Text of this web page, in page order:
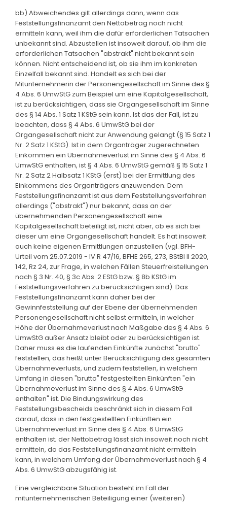
bb) Abweichendes gilt allerdings dann, wenn das
Feststellungsfinanzamt den Nettobetrag noch nicht
ermitteln kann, weil ihm die dafür erforderlichen Tatsachen
unbekannt sind. Abzustellen ist insoweit darauf, ob ihm die
erforderlichen Tatsachen "abstrakt" nicht bekannt sein
können. Nicht entscheidend ist, ob sie ihm im konkreten
Einzelfall bekannt sind. Handelt es sich bei der
Mitunternehmerin der Personengesellschaft im Sinne des §
4 Abs. 6 UmwStG zum Beispiel um eine Kapitalgesellschaft,
ist zu berücksichtigen, dass sie Organgesellschaft im Sinne
des § 14 Abs. 1 Satz 1 KStG sein kann. Ist das der Fall, ist zu
beachten, dass § 4 Abs. 6 UmwStG bei der
Organgesellschaft nicht zur Anwendung gelangt (§ 15 Satz 1
Nr. 2 Satz 1 KStG). Ist in dem Organträger zugerechneten
Einkommen ein Übernahmeverlust im Sinne des § 4 Abs. 6
UmwStG enthalten, ist § 4 Abs. 6 UmwStG gemäß § 15 Satz 1
Nr. 2 Satz 2 Halbsatz 1 KStG (erst) bei der Ermittlung des
Einkommens des Organträgers anzuwenden. Dem
Feststellungsfinanzamt ist aus dem Feststellungsverfahren
allerdings ("abstrakt") nur bekannt, dass an der
übernehmenden Personengesellschaft eine
Kapitalgesellschaft beteiligt ist, nicht aber, ob es sich bei
dieser um eine Organgesellschaft handelt. Es hat insoweit
auch keine eigenen Ermittlungen anzustellen (vgl. BFH-
Urteil vom 25.07.2019 - IV R 47/16, BFHE 265, 273, BStBl II 2020,
142, Rz 24, zur Frage, in welchen Fällen Steuerfreistellungen
nach § 3 Nr. 40, § 3c Abs. 2 EStG bzw. § 8b KStG im
Feststellungsverfahren zu berücksichtigen sind). Das
Feststellungsfinanzamt kann daher bei der
Gewinnfeststellung auf der Ebene der übernehmenden
Personengesellschaft nicht selbst ermitteln, in welcher
Höhe der Übernahmeverlust nach Maßgabe des § 4 Abs. 6
UmwStG außer Ansatz bleibt oder zu berücksichtigen ist.
Daher muss es die laufenden Einkünfte zunächst "brutto"
feststellen, das heißt unter Berücksichtigung des gesamten
Übernahmeverlusts, und zudem feststellen, in welchem
Umfang in diesen "brutto" festgestellten Einkünften "ein
Übernahmeverlust im Sinne des § 4 Abs. 6 UmwStG
enthalten" ist. Die Bindungswirkung des
Feststellungsbescheids beschränkt sich in diesem Fall
darauf, dass in den festgestellten Einkünften ein
Übernahmeverlust im Sinne des § 4 Abs. 6 UmwStG
enthalten ist; der Nettobetrag lässt sich insoweit noch nicht
ermitteln, da das Feststellungsfinanzamt nicht ermitteln
kann, in welchem Umfang der Übernahmeverlust nach § 4
Abs. 6 UmwStG abzugsfähig ist.
Eine vergleichbare Situation besteht im Fall der
mitunternehmerischen Beteiligung einer (weiteren)